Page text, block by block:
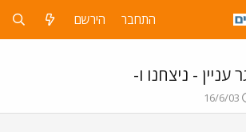
התחבר הירשם
עניין - ניצחנו ו-
פ
ו
16/6/03